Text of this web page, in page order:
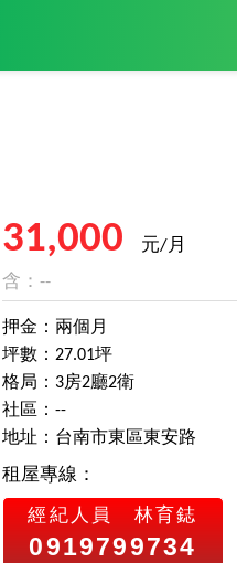
31,000
元/月
含：--
押金：兩個月
坪數：27.01坪
格局：3房2廳2衛
社區：--
地址：台南市東區東安路
租屋專線：
經紀人員 林育鋕
0919799734